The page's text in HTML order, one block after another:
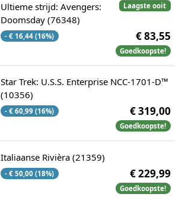
Laagste ooit
Ultieme strijd: Avengers:
Doomsday (76348)
- € 16,44 (16%) € 83,55
Goedkoopste!
Star Trek: U.S.S. Enterprise NCC-1701-D™
(10356)
- € 60,99 (16%) € 319,00
Goedkoopste!
Italiaanse Rivièra (21359)
- € 50,00 (18%) € 229,99
Goedkoopste!